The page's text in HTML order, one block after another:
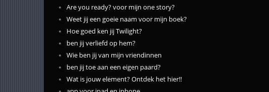
Are you ready? voor mijn one story?
Weet jij een goeie naam voor mijn boek?
Hoe goed ken jij Twilight?
ben jij verliefd op hem?
Wie ben jij van mijn vriendinnen
ben jij toe aan een eigen paard?
Wat is jouw element? Ontdek het hier!!